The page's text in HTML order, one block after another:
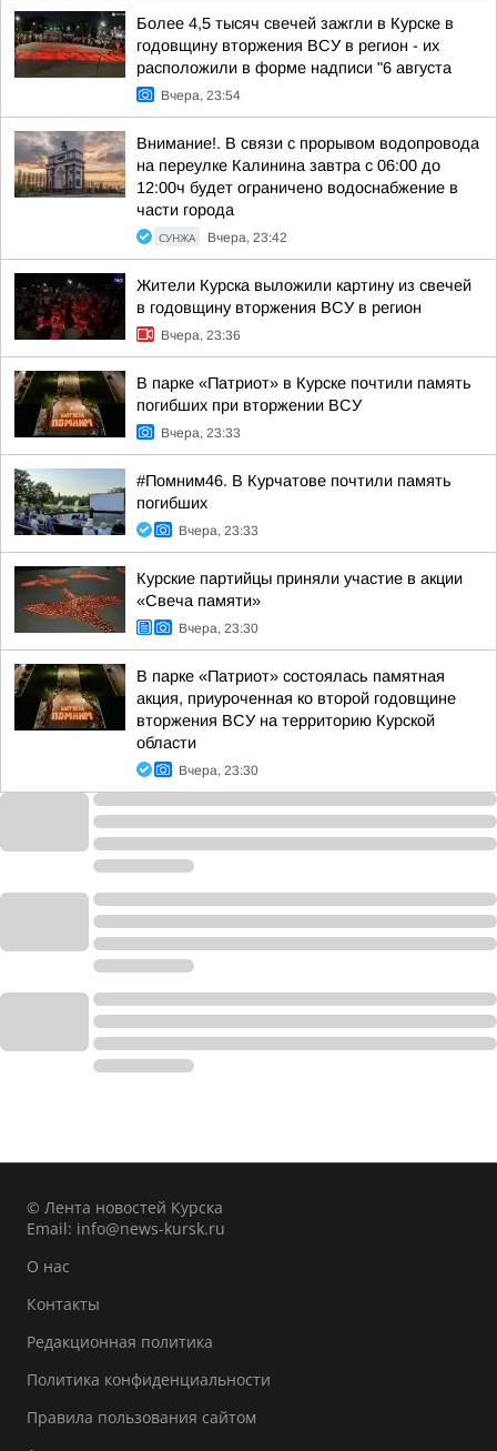
Более 4,5 тысяч свечей зажгли в Курске в
годовщину вторжения ВСУ в регион - их
расположили в форме надписи "6 августа
Вчера, 23:54
Внимание!. В связи с прорывом водопровода
на переулке Калинина завтра с 06:00 до
12:00ч будет ограничено водоснабжение в
части города
СУНЖА Вчера, 23:42
Жители Курска выложили картину из свечей
в годовщину вторжения ВСУ в регион
Вчера, 23:36
В парке «Патриот» в Курске почтили память
погибших при вторжении ВСУ
Вчера, 23:33
#Помним46. В Курчатове почтили память
погибших
Вчера, 23:33
Курские партийцы приняли участие в акции
«Свеча памяти»
Вчера, 23:30
В парке «Патриот» состоялась памятная
акция, приуроченная ко второй годовщине
вторжения ВСУ на территорию Курской
области
Вчера, 23:30
© Лента новостей Курска
Email: info@news-kursk.ru
О нас
Контакты
Редакционная политика
Политика конфиденциальности
Правила пользования сайтом